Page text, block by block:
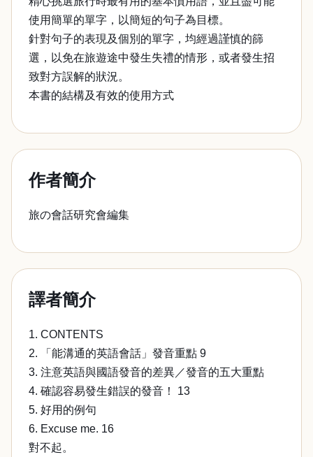
使用簡單的單字，以簡短的句子為目標。
針對句子的表現及個別的單字，均經過謹慎的篩
選，以免在旅遊途中發生失禮的情形，或者發生招
致對方誤解的狀況。
本書的結構及有效的使用方式
作者簡介
旅の會話研究會編集
譯者簡介
1. CONTENTS
2. 「能溝通的英語會話」發音重點 9
3. 注意英語與國語發音的差異／發音的五大重點
4. 確認容易發生錯誤的發音！ 13
5. 好用的例句
6. Excuse me. 16
對不起。